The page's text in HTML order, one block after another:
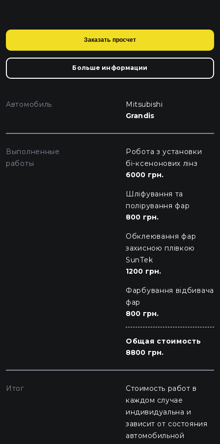
Заказать просчет
Больше информации
Автомобиль
Mitsubishi
Grandis
Выполненные
работы
Робота з установки
бі-ксенонових лінз
6000 грн.
Шліфування та
полірування фар
800 грн.
Обклеювання фар
захисною плівкою
SunTek
1200 грн.
Фарбування відбивача
фар
800 грн.
Общая стоимость
8800 грн.
Итог
Стоимость работ в
каждом случае
индивидуальна и
зависит от состояния
автомобильной